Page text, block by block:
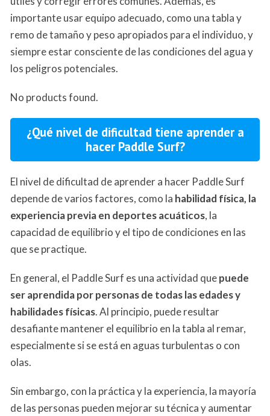
importante usar equipo adecuado, como una tabla y
remo de tamaño y peso apropiados para el individuo, y
siempre estar consciente de las condiciones del agua y
los peligros potenciales.
No products found.
¿Qué nivel de dificultad tiene aprender a
hacer Paddle Surf?
El nivel de dificultad de aprender a hacer Paddle Surf
depende de varios factores, como la habilidad física, la
experiencia previa en deportes acuáticos, la
capacidad de equilibrio y el tipo de condiciones en las
que se practique.
En general, el Paddle Surf es una actividad quepuede
ser aprendida por personas de todas las edades y
habilidades físicas. Al principio, puede resultar
desafiante mantener el equilibrio en la tabla al remar,
especialmente si se está en aguas turbulentas o con
olas.
Sin embargo, con la práctica y la experiencia, la mayoría
de las personas pueden mejorar su técnica y aumentar